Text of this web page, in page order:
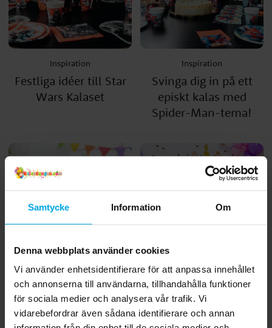
Samtycke Information Om
Denna webbplats använder cookies
Vi använder enhetsidentifierare för att anpassa innehållet
och annonserna till användarna, tillhandahålla funktioner
för sociala medier och analysera vår trafik. Vi
vidarebefordrar även sådana identifierare och annan
Inspiration
Festliga idéer till Star
Wars Kalaset
Inspiration
Svinga dig in på ett
episkt kalas med
Spider-Man-tema!
Inspiration
Fixa årets häftigaste
dinosauriekalas
Inspiration
Så här skapar du ett
magiskt Unicorn Kalas